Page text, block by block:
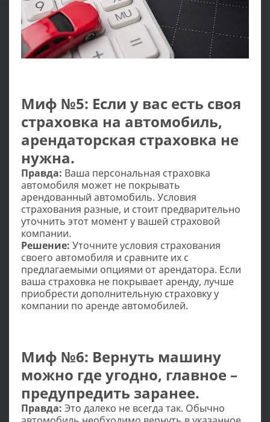
Миф №5: Если у вас есть своя
страховка на автомобиль,
арендаторская страховка не
нужна.
Правда: Ваша персональная страховка
автомобиля может не покрывать
арендованный автомобиль. Условия
страхования разные, и стоит предварительно
уточнить этот момент у вашей страховой
компании.
Решение: Уточните условия страхования
своего автомобиля и сравните их с
предлагаемыми опциями от арендатора. Если
ваша страховка не покрывает аренду, лучше
приобрести дополнительную страховку у
компании по аренде автомобилей.
Миф №6: Вернуть машину
можно где угодно, главное –
предупредить заранее.
Правда: Это далеко не всегда так. Обычно